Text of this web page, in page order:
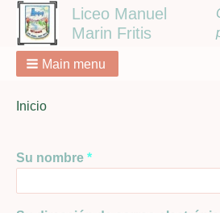
Liceo Manuel
Marin Fritis
Main menu
Breadcrumbs
You
Inicio
Su nombre